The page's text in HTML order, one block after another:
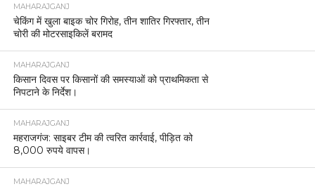
MAHARAJGANJ
चेकिंग में खुला बाइक चोर गिरोह, तीन शातिर गिरफ्तार, तीन
चोरी की मोटरसाइकिलें बरामद
MAHARAJGANJ
किसान दिवस पर किसानों की समस्याओं को प्राथमिकता से
निपटाने के निर्देश।
MAHARAJGANJ
महराजगंज: साइबर टीम की त्वरित कार्रवाई, पीड़ित को
8,000 रुपये वापस।
MAHARAJGANJ